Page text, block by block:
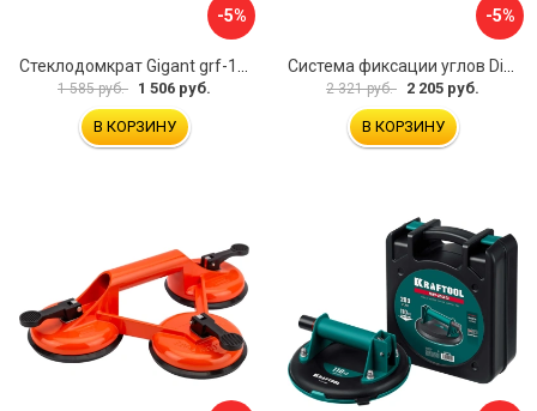
-5%
1 585 руб. 1 506 руб.
В КОРЗИНУ
-5%
2 321 руб. 2 205 руб.
В КОРЗИНУ